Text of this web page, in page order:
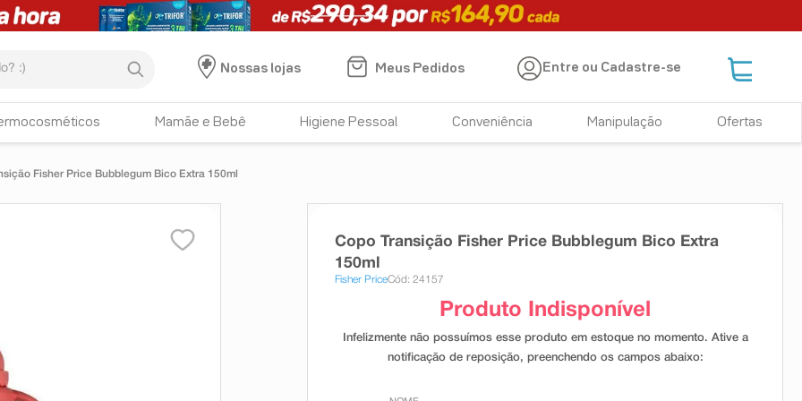
Nossas lojas
Meus Pedidos Entre ou Cadastre-se
Mamãe e Bebê Higiene Pessoal Conveniência Manipulação Ofertas
Fisher Price Bubblegum Bico Extra 150ml
Copo Transição Fisher Price Bubblegum Bico Extra
150ml
Fisher PriceCód: 24157